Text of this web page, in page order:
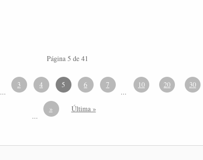
Página 5 de 41
...
3 4 5 6 7
...
10 20 30
...
» Última »